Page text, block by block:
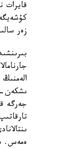
قايرات
زەر
ىشكەن-
جەرگە
ەمەس.